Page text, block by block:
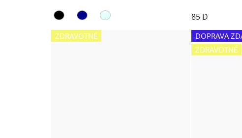
85 D
ZDRAVOTNÉ
DOPRAVA
ZDRAVOTNÉ